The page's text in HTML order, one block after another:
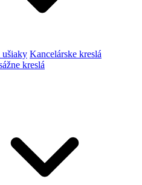
ušiaky Kancelárske kreslá
kreslá